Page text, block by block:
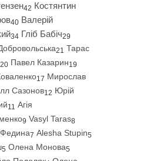
42 Костянтин
40 Валерій
34 Гліб Бабіч29
21 Тарас
20 Павел Казарин19
17 Мирослав
Сазонов12 Юрій
11 Агія
9 Vasyl Taras8
7 Alesha Stupin5
5 Олена Монова5